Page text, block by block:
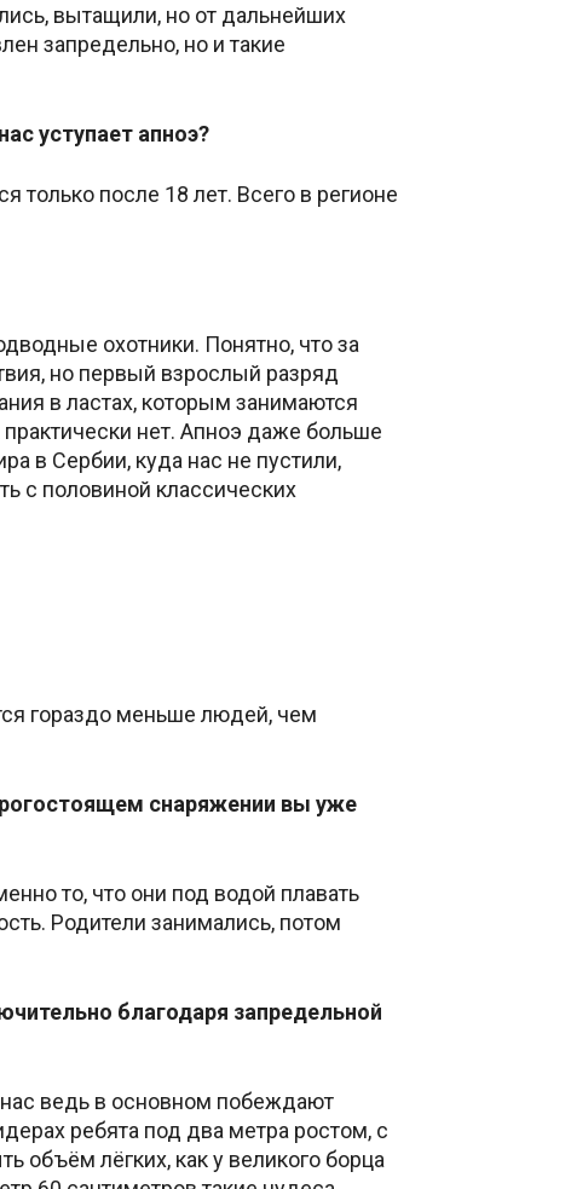
вытащили, но от дальнейших
запредельно, но и такие
уступает апноэ?
после 18 лет. Всего в регионе
охотники. Понятно, что за
но первый взрослый разряд
в ластах, которым занимаются
нет. Апноэ даже больше
в Сербии, куда нас не пустили,
с половиной классических
гораздо меньше людей, чем
снаряжении вы уже
то, что они под водой плавать
Родители занимались, потом
благодаря запредельной
ведь в основном побеждают
ребята под два метра ростом, с
объём лёгких, как у великого борца